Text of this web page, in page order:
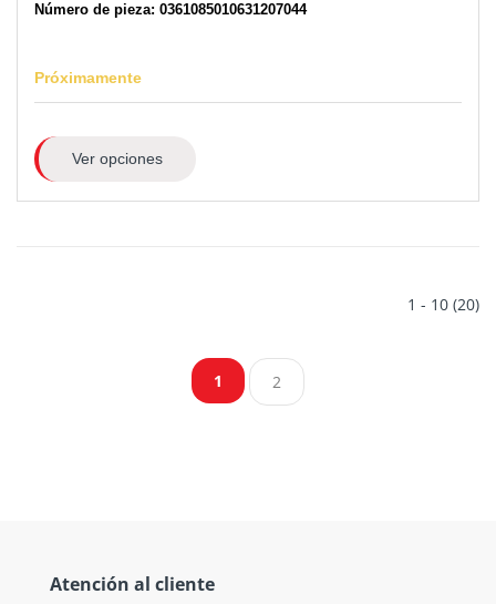
Número de pieza: 0361085010631207044
Próximamente
Ver opciones
1 - 10 (20)
1 2
Atención al cliente